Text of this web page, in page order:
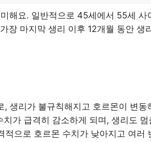
해요. 일반적으로 45세에서 55세
장 마지막 생리 이후 12개월 동안 생
, 생리가 불규칙해지고 호르몬이 변동
가 급격히 감소하게 되며, 생리도 멈
적으로 호르몬 수치가 낮아지고 여러